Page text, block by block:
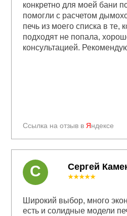
Ссылка на отзыв в Яндексе
конкретно для моей бани
помогли с расчетом
печь из моего списка в те,
подходят не попала,
консультацией.
Сергей
★★★★★
Широкий выбор, много
есть и солидные модели
С